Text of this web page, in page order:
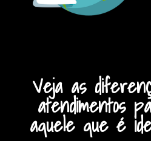
Veja as
atendimentos
aquele que é